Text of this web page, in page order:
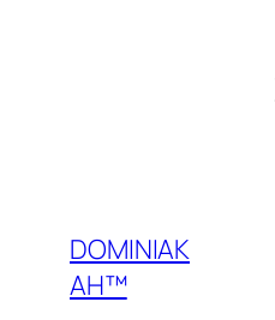
DOMINIAK
AH™